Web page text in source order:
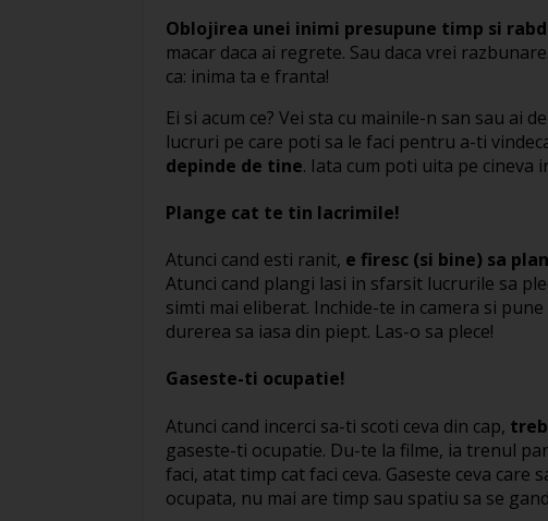
Oblojirea unei inimi presupune timp si
macar daca ai regrete. Sau daca vrei
ca: inima ta e franta!
Ei si acum ce? Vei sta cu mainile-n san sau ai
lucruri pe care poti sa le faci pentru a-ti
depinde de tine. Iata cum poti uita pe cineva
Plange cat te tin lacrimile!
Atunci cand esti ranit, e firesc (si bine) sa
Atunci cand plangi lasi in sfarsit lucrurile sa
simti mai eliberat. Inchide-te in camera si
durerea sa iasa din piept. Las-o sa plece!
Gaseste-ti ocupatie!
Atunci cand incerci sa-ti scoti ceva din cap,
gaseste-ti ocupatie. Du-te la filme, ia trenul
faci, atat timp cat faci ceva. Gaseste ceva
ocupata, nu mai are timp sau spatiu sa se